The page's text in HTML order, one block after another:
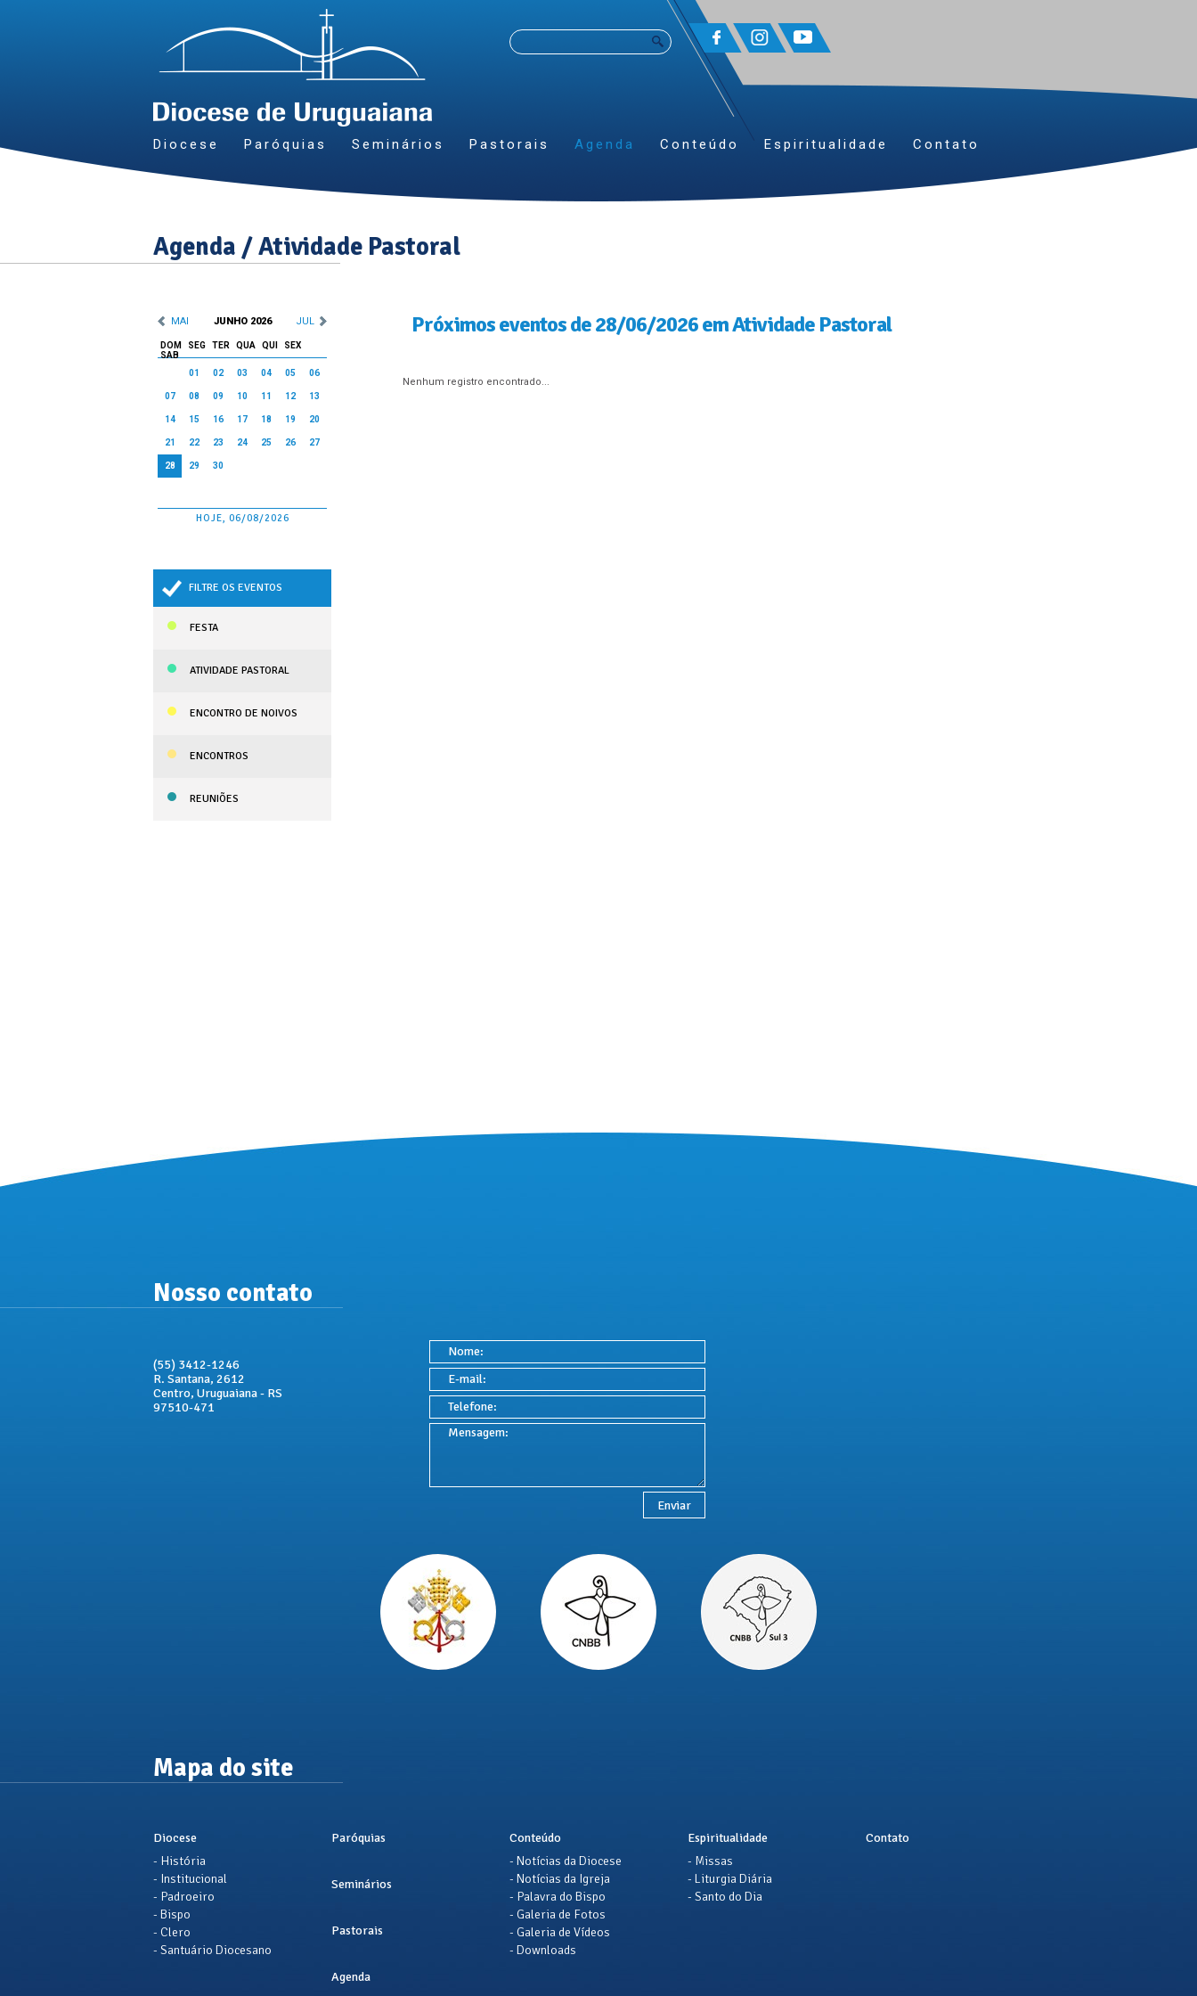
Diocese Paróquias Seminários Pastorais Agenda Conteúdo Espiritualidade Contato
Agenda / Atividade Pastoral
MAI JUNHO 2026 JUL
DOM SEG TER QUA QUI
SEX
SAB
01
02 03 04 05 06
07 08 09 10 11 12 13
14 15 16 17 18 19 20
21 22 23 24 25 26 27
28 29 30
HOJE, 06/08/2026
FILTRE OS EVENTOS
FESTA
ATIVIDADE PASTORAL
ENCONTRO DE NOIVOS
ENCONTROS
REUNIÕES
Próximos eventos de 28/06/2026 em Atividade Pastoral
Nenhum registro encontrado...
Nosso contato
(55) 3412-1246
R. Santana, 2612
Centro, Uruguaiana - RS
97510-471
Mapa do site
Diocese
- História
- Institucional
- Padroeiro
- Bispo
- Clero
- Santuário Diocesano
Paróquias
Seminários
Pastorais
Agenda
Conteúdo
- Notícias da Diocese
- Notícias da Igreja
- Palavra do Bispo
- Galeria de Fotos
- Galeria de Vídeos
- Downloads
Espiritualidade
- Missas
- Liturgia Diária
- Santo do Dia
Contato